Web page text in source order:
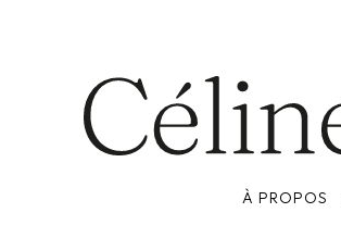
À PROPOS